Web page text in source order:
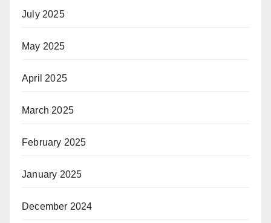
July 2025
May 2025
April 2025
March 2025
February 2025
January 2025
December 2024